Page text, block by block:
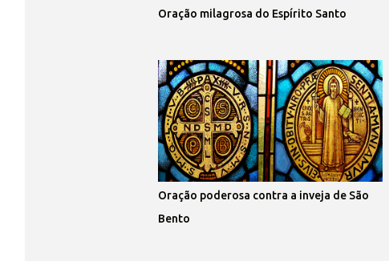
Oração milagrosa do Espírito Santo
Oração poderosa contra a inveja de São
Bento